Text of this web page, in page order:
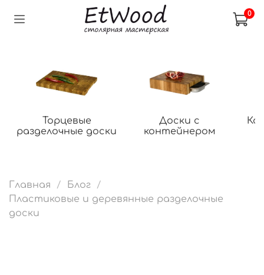
0
Торцевые
разделочные доски
Доски с
контейнером
Главная
Блог
Пластиковые и деревянные разделочные
доски